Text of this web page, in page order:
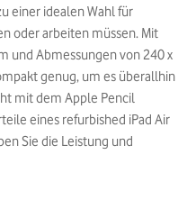
einer idealen Wahl für
oder arbeiten müssen. Mit
und Abmessungen von 240 x
genug, um es überallhin
mit dem Apple Pencil
eines refurbished iPad Air
Sie die Leistung und